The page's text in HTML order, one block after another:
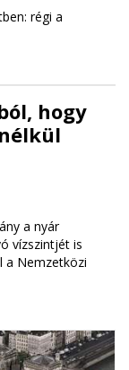
régi a
hogy
a nyár
vízszintjét is
a Nemzetközi